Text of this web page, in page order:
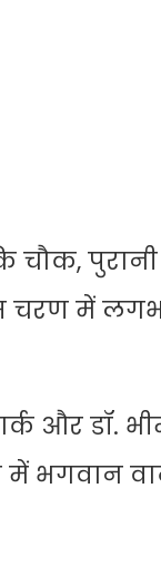
पुरानी
चरण में
और डॉ.
भगवान